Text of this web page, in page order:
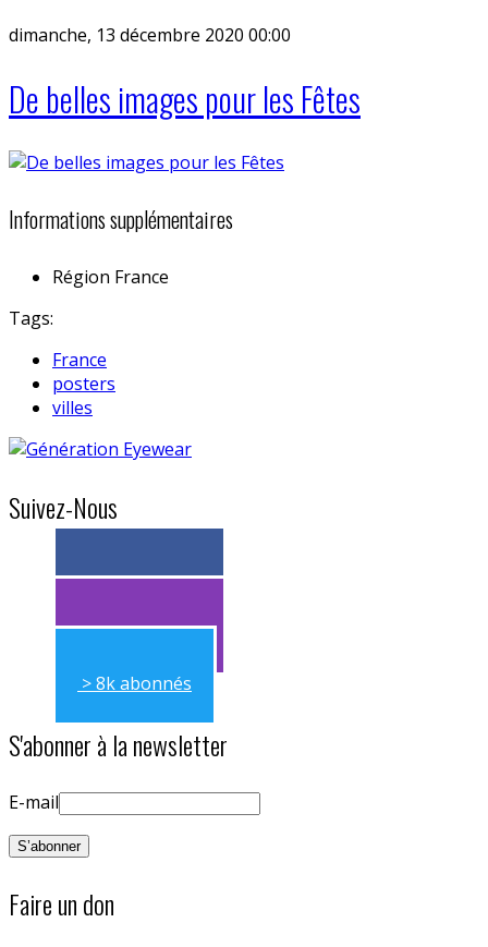
dimanche, 13 décembre 2020 00:00
De belles images pour les Fêtes
Informations supplémentaires
Région France
Tags:
France
posters
villes
Suivez-Nous
> 11k abonnés
> 11k abonnés
> 8k abonnés
S'abonner à la newsletter
E-mail
Faire un don